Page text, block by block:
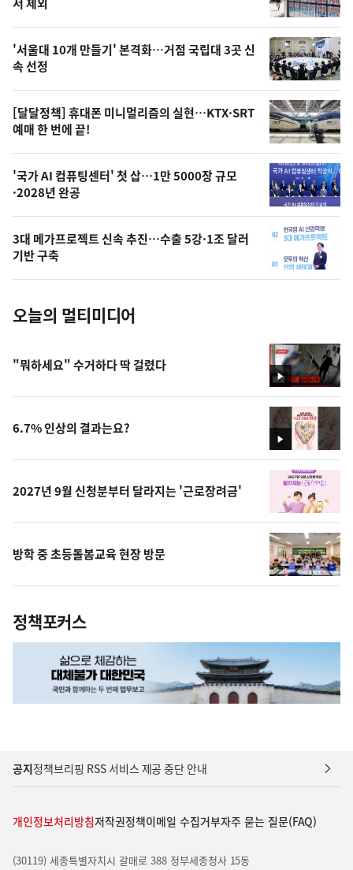
신,
오
늘
의
영
상
오
의
사
진
뉴
스
서 제외
'서울대 10개 만들기' 본격화…거점 국립대 3곳 신
속 선정
[달달정책] 휴대폰 미니멀리즘의 실현…KTX·SRT
예매 한 번에 끝!
'국가 AI 컴퓨팅센터' 첫 삽…1만 5000장 규모
·2028년 완공
3대 메가프로젝트 신속 추진…수출 5강·1조 달러
기반 구축
오늘의 멀티미디어
영
상
"뭐하세요" 수거하다 딱 걸렸다
영
상
6.7% 인상의 결과는요?
2027년 9월 신청분부터 달라지는 '근로장려금'
방학 중 초등돌봄교육 현장 방문
정책포커스
공지정책브리핑 RSS 서비스 제공 중단 안내
개인정보처리방침저작권정책이메일 수집거부자주 묻는 질문(FAQ)
(30119) 세종특별자치시 갈매로 388 정부세종청사 15동